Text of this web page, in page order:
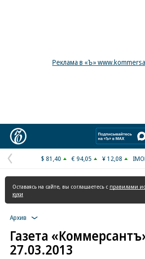
Реклама в «Ъ»
Предыдущая
страница
$ 81,40 € 94,05 ¥ 12,08
Оставаясь на сайте, вы соглашаетесь с правилами
куки
Архив
Газета
27.03.2013